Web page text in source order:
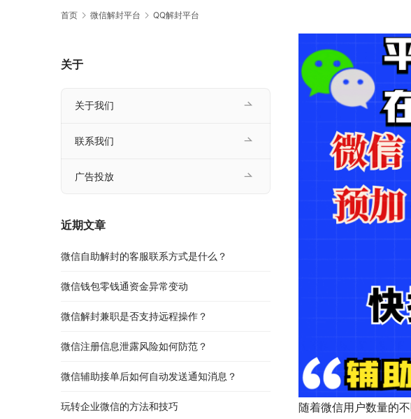
首页 微信解封平台 QQ解封平台
随着微信用户数量的
关于
关于我们
联系我们
广告投放
近期文章
微信自助解封的客服联系方式是什么？
微信钱包零钱通资金异常变动
微信解封兼职是否支持远程操作？
微信注册信息泄露风险如何防范？
微信辅助接单后如何自动发送通知消息？
玩转企业微信的方法和技巧